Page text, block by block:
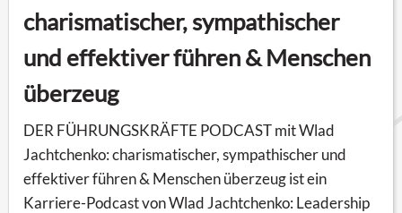
charismatischer, sympathischer
und effektiver führen & Menschen
überzeug
DER FÜHRUNGSKRÄFTE PODCAST mit Wlad
Jachtchenko: charismatischer, sympathischer und
effektiver führen & Menschen überzeug ist ein
Karriere-Podcast von Wlad Jachtchenko: Leadership